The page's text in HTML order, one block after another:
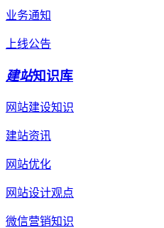
业务通知
上线公告
建站知识库
网站建设知识
建站资讯
网站优化
网站设计观点
微信营销知识